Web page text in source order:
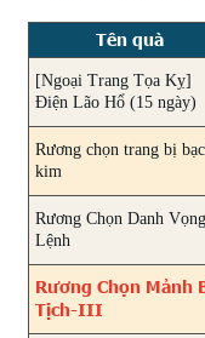
Tên quà
[Ngoại Trang Tọa Kỵ]
Điện Lão Hổ (15 ngày)
Rương chọn trang bị
kim
Rương Chọn Danh Vọng
Lệnh
Rương Chọn Mảnh
Tịch-III